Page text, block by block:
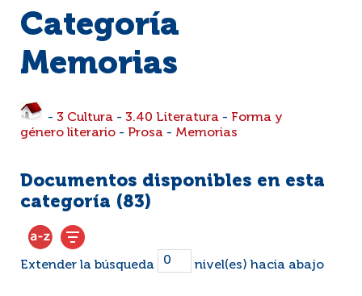
Categoría
Memorias
- 3 Cultura - 3.40 Literatura - Forma y
género literario - Prosa - Memorias
Documentos disponibles en esta
categoría (83)
Extender la búsqueda nivel(es) hacia abajo